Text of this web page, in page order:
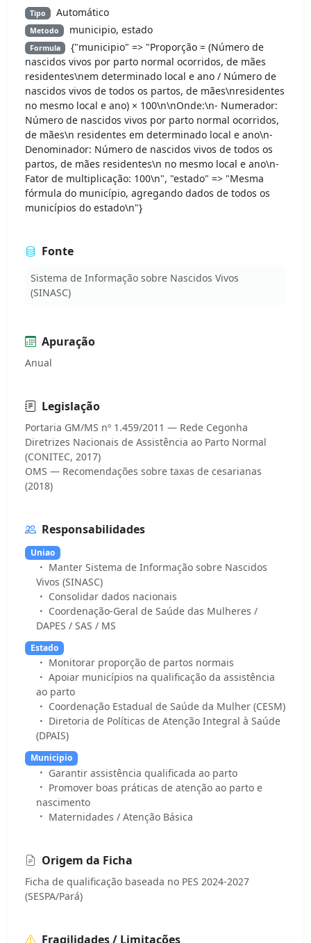
Tipo Automático
Metodo municipio, estado
Formula
{"municipio" => "Proporção = (Número de
nascidos vivos por parto normal ocorridos, de mães
residentes\nem determinado local e ano / Número de
nascidos vivos de todos os partos, de mães\nresidentes
no mesmo local e ano) × 100\n\nOnde:\n- Numerador:
Número de nascidos vivos por parto normal ocorridos,
de mães\n residentes em determinado local e ano\n-
Denominador: Número de nascidos vivos de todos os
partos, de mães residentes\n no mesmo local e ano\n-
Fator de multiplicação: 100\n", "estado" => "Mesma
fórmula do município, agregando dados de todos os
municípios do estado\n"}
Fonte
Sistema de Informação sobre Nascidos Vivos
(SINASC)
Apuração
Anual
Legislação
Portaria GM/MS nº 1.459/2011 — Rede Cegonha
Diretrizes Nacionais de Assistência ao Parto Normal
(CONITEC, 2017)
OMS — Recomendações sobre taxas de cesarianas
Responsabilidades
Uniao
Manter Sistema de Informação sobre Nascidos
Vivos (SINASC)
Consolidar dados nacionais
Coordenação-Geral de Saúde das Mulheres /
DAPES / SAS / MS
Estado
Monitorar proporção de partos normais
Apoiar municípios na qualificação da assistência
ao parto
Coordenação Estadual de Saúde da Mulher (CESM)
Diretoria de Políticas de Atenção Integral à Saúde
(DPAIS)
Municipio
Garantir assistência qualificada ao parto
Promover boas práticas de atenção ao parto e
nascimento
Maternidades / Atenção Básica
Origem da Ficha
Ficha de qualificação baseada no PES 2024-2027
(SESPA/Pará)
Fragilidades / Limitações